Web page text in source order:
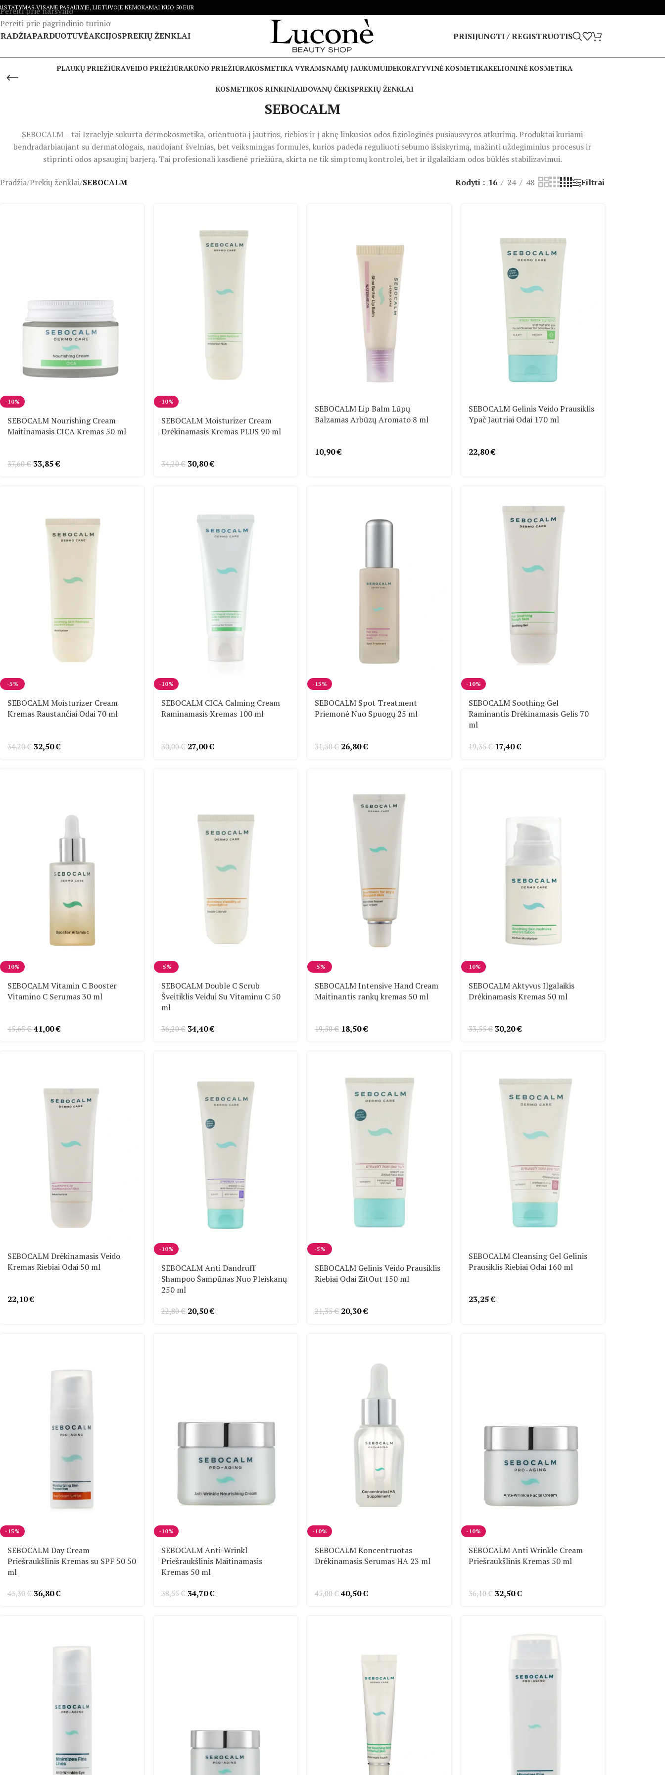
Pereiti prie naršymo
Pereiti prie pagrindinio turinio
VISAME PASAULYJE, LIETUVOJE NEMOKAMAI NUO 50 EUR
PARDUOTUVĖAKCIJOSPREKIŲ ŽENKLAI PRISIJUNGTI / REGISTRUOTIS
PLAUKŲ PRIEŽIŪRAVEIDO PRIEŽIŪRAKŪNO PRIEŽIŪRAKOSMETIKA VYRAMSNAMŲ JAUKUMUIDEKORATYVINĖ KOSMETIKAKELIONINĖ KOSMETIKA
KOSMETIKOS RINKINIAIDOVANŲ ČEKISPREKIŲ ŽENKLAI
SEBOCALM
SEBOCALM – tai Izraelyje sukurta dermokosmetika, orientuota į jautrios, riebios ir į aknę linkusios odos fiziologinės pusiausvyros atkūrimą. Produktai kuriami
bendradarbiaujant su dermatologais, naudojant švelnias, bet veiksmingas formules, kurios padeda reguliuoti sebumo išsiskyrimą, mažinti uždegiminius procesus ir
stiprinti odos apsauginį barjerą. Tai profesionali kasdienė priežiūra, skirta ne tik simptomų kontrolei, bet ir ilgalaikiam odos būklės stabilizavimui.
Pradžia/Prekių ženklai/SEBOCALM Rodyti 16 24 48 Filtrai
-10%
SEBOCALM Nourishing Cream
Maitinamasis CICA Kremas 50 ml
37,60€ 33,85€
-10%
SEBOCALM Moisturizer Cream
Drėkinamasis Kremas PLUS 90 ml
34,20€ 30,80€
SEBOCALM Lip Balm Lūpų
Balzamas Arbūzų Aromato 8 ml
10,90€
SEBOCALM Gelinis Veido Prausiklis
Ypač Jautriai Odai 170 ml
22,80€
-5%
SEBOCALM Moisturizer Cream
Kremas Raustančiai Odai 70 ml
34,20€ 32,50€
-10%
SEBOCALM CICA Calming Cream
Raminamasis Kremas 100 ml
30,00€ 27,00€
-15%
SEBOCALM Spot Treatment
Priemonė Nuo Spuogų 25 ml
31,50€ 26,80€
-10%
SEBOCALM Soothing Gel
Raminantis Drėkinamasis Gelis 70
ml
19,35€ 17,40€
-10%
SEBOCALM Vitamin C Booster
Vitamino C Serumas 30 ml
45,65€ 41,00€
-5%
SEBOCALM Double C Scrub
Šveitiklis Veidui Su Vitaminu C 50
ml
36,20€ 34,40€
-5%
SEBOCALM Intensive Hand Cream
Maitinantis rankų kremas 50 ml
19,50€ 18,50€
-10%
SEBOCALM Aktyvus Ilgalaikis
Drėkinamasis Kremas 50 ml
33,55€ 30,20€
SEBOCALM Drėkinamasis Veido
Kremas Riebiai Odai 50 ml
22,10€
-10%
SEBOCALM Anti Dandruff
Shampoo Šampūnas Nuo Pleiskanų
250 ml
22,80€ 20,50€
-5%
SEBOCALM Gelinis Veido Prausiklis
Riebiai Odai ZitOut 150 ml
21,35€ 20,30€
SEBOCALM Cleansing Gel Gelinis
Prausiklis Riebiai Odai 160 ml
23,25€
-15%
SEBOCALM Day Cream
Priešraukšlinis Kremas su SPF 50 50
ml
43,30€ 36,80€
-10%
SEBOCALM Anti-Wrinkl
Priešraukšlinis Maitinamasis
Kremas 50 ml
38,55€ 34,70€
-10%
SEBOCALM Koncentruotas
Drėkinamasis Serumas HA 23 ml
45,00€ 40,50€
-10%
SEBOCALM Anti Wrinkle Cream
Priešraukšlinis Kremas 50 ml
36,10€ 32,50€